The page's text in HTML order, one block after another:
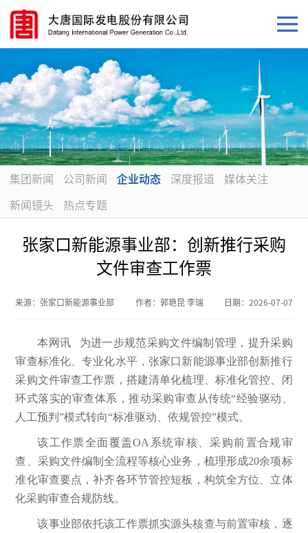
集团新闻 公司新闻 企业动态 深度报道
媒体关注
新闻镜头
热点专题
张家口新能源事业部：创新推行采购
文件审查工作票
来源： 张家口新能源事业部 作者： 郭艳昆 李瑞 日期： 2026-07-07
本网讯 为进一步规范采购文件编制管理，提升采购
审查标准化、专业化水平，张家口新能源事业部创新推行
采购文件审查工作票，搭建清单化梳理、标准化管控、闭
环式落实的审查体系，推动采购审查从传统“经验驱动、
人工预判”模式转向“标准驱动、依规管控”模式。
该工作票全面覆盖OA系统审核、采购前置合规审
查、采购文件编制全流程等核心业务，梳理形成20余项标
准化审查要点，补齐各环节管控短板，构筑全方位、立体
化采购审查合规防线。
该事业部依托该工作票抓实源头核查与前置审核，逐